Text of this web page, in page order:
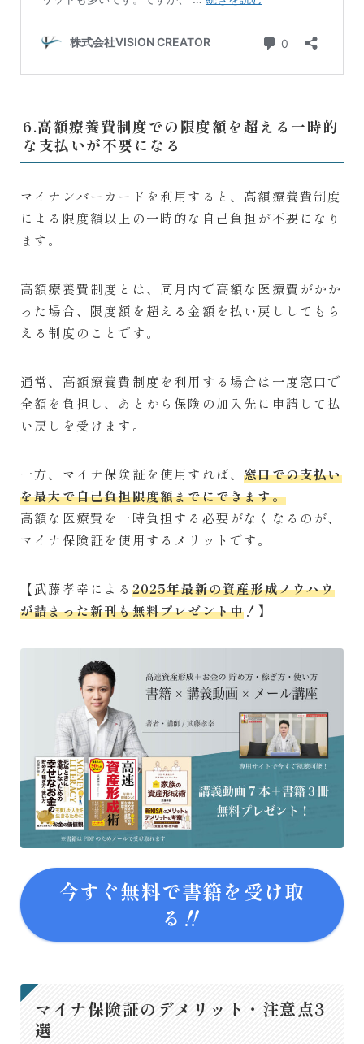
6.高額療養費制度での限度額を超える一時的
な支払いが不要になる
マイナンバーカードを利用すると、高額療養費制度
による限度額以上の一時的な自己負担が不要になり
ます。
高額療養費制度とは、同月内で高額な医療費がかか
った場合、限度額を超える金額を払い戻ししてもら
える制度のことです。
通常、高額療養費制度を利用する場合は一度窓口で
全額を負担し、あとから保険の加入先に申請して払
い戻しを受けます。
一方、マイナ保険証を使用すれば、窓口での支払い
を最大で自己負担限度額までにできます。
高額な医療費を一時負担する必要がなくなるのが、
マイナ保険証を使用するメリットです。
【武藤孝幸による 2025年最新の資産形成ノウハウ
が詰まった新刊も無料プレゼント中！】
今すぐ無料で書籍を受け取
る‼
マイナ保険証のデメリット・注意点3
選